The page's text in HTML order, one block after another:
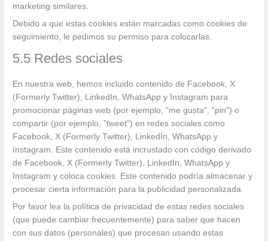
marketing similares.
Debido a que estas cookies están marcadas como cookies de
seguimiento, le pedimos su permiso para colocarlas.
5.5 Redes sociales
En nuestra web, hemos incluido contenido de Facebook, X
(Formerly Twitter), LinkedIn, WhatsApp y Instagram para
promocionar páginas web (por ejemplo, "me gusta", "pin") o
compartir (por ejemplo, "tweet") en redes sociales como
Facebook, X (Formerly Twitter), LinkedIn, WhatsApp y
Instagram. Este contenido está incrustado con código derivado
de Facebook, X (Formerly Twitter), LinkedIn, WhatsApp y
Instagram y coloca cookies. Este contenido podría almacenar y
procesar cierta información para la publicidad personalizada.
Por favor lea la política de privacidad de estas redes sociales
(que puede cambiar frecuentemente) para saber que hacen
con sus datos (personales) que procesan usando estas